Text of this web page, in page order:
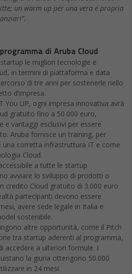
un warm up per una vera e propria
di Aruba Cloud
le migliori tecnologie e
in termini di piattaforma e data
di tre anni per sostenerle nello
d’impresa.
You UP, ogni impresa innovativa avrà
gratuito fino a 50.000 euro,
vantaggi esclusivi per essere
Aruba fornisce un training, per
corretta infrastruttura IT e come
Cloud.
a tutte le startup
avviare lo sviluppo di prodotti o
credito Cloud gratuito di 3.000 euro
partecipanti devono essere
avere sede legale in Italia e
sostenibile.
altre opportunità, come il Pitch
tra startup aderenti al programma,
accedere a ulteriori formule. I
la giuria ottengono 50.000
in 24 mesi.